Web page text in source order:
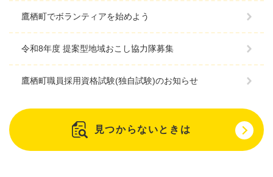
鷹栖町でボランティアを始めよう
令和8年度 提案型地域おこし協力隊募集
鷹栖町職員採用資格試験(独自試験)のお知らせ
見つからないときは